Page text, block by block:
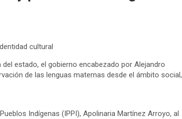
cultural
estado, el gobierno encabezado por Alejandro
de las lenguas maternas desde el ámbito social,
Indígenas (IPPI), Apolinaria Martínez Arroyo, al